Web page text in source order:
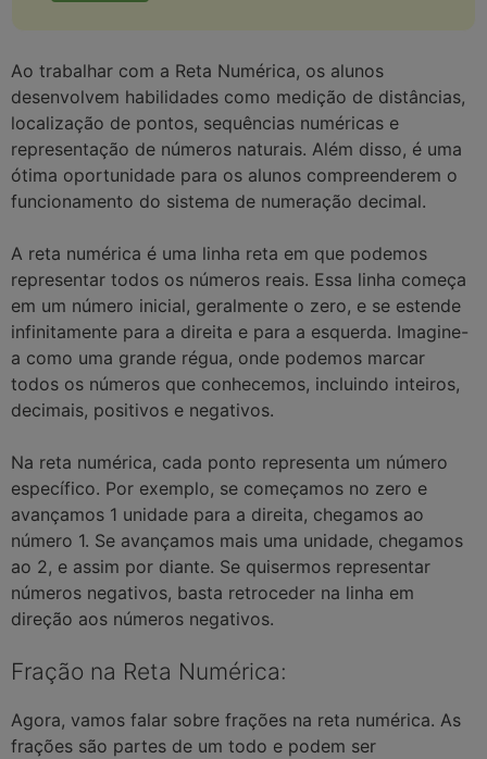
Ao trabalhar com a Reta Numérica, os alunos
desenvolvem habilidades como medição de distâncias,
localização de pontos, sequências numéricas e
representação de números naturais. Além disso, é uma
ótima oportunidade para os alunos compreenderem o
funcionamento do sistema de numeração decimal.
A reta numérica é uma linha reta em que podemos
representar todos os números reais. Essa linha começa
em um número inicial, geralmente o zero, e se estende
infinitamente para a direita e para a esquerda. Imagine-
a como uma grande régua, onde podemos marcar
todos os números que conhecemos, incluindo inteiros,
decimais, positivos e negativos.
Na reta numérica, cada ponto representa um número
específico. Por exemplo, se começamos no zero e
avançamos 1 unidade para a direita, chegamos ao
número 1. Se avançamos mais uma unidade, chegamos
ao 2, e assim por diante. Se quisermos representar
números negativos, basta retroceder na linha em
direção aos números negativos.
Fração na Reta Numérica:
Agora, vamos falar sobre frações na reta numérica. As
frações são partes de um todo e podem ser